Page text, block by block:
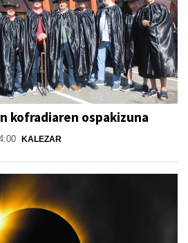
kofradiaren ospakizuna
KALEZAR